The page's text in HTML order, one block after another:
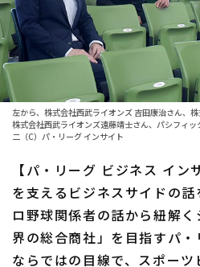
順位表･成績
1軍公式戦
ファーム東地区
ファーム中地区
交流戦
選手名鑑
選手名鑑トップ
北海道日本ハムファイタ
東北楽天ゴールデンイ
埼玉西武ライオンズ
千葉ロッテマリーンズ
ニュース
設定
左から、株式会社西武ライオンズ 吉田康治さん、
株式会社西武ライオンズ遠藤靖士さん、パシフィ
二（C）パ・リーグ インサイト
【パ・リーグ ビジネス イン
を支えるビジネスサイドの
ロ野球関係者の話から紐解
界の総合商社」を目指すパ
ならではの目線で、スポー